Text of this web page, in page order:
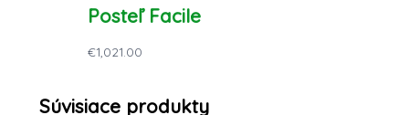
Posteľ Facile
€1,021.00
Súvisiace produkty